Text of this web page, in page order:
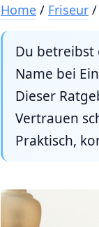
Home / Friseur /
Du betreibst
Name bei
Dieser
Vertrauen
Praktisch,